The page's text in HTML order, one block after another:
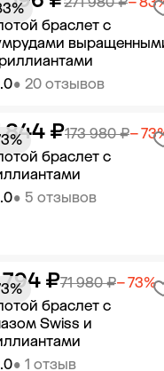
• 20 отзывов
браслет с
Добавить в корзину
• 5 отзывов
браслет с
173 980 ₽−
844 ₽
Добавить в корзину
• 1 отзыв
браслет с
Swiss и
71 980 ₽− 73%
794 ₽